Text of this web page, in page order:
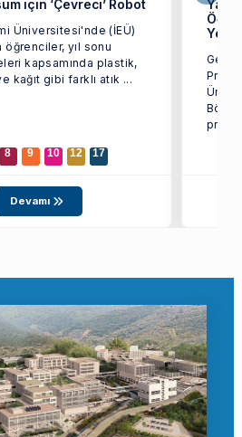
için ‘Çevreci’ Robot
Üniversitesi'nde (İEÜ)
yıl sonu
kapsamında plastik,
kağıt gibi farklı atık ...
8 9 10 12 17
Devamı
Yeni
Genç